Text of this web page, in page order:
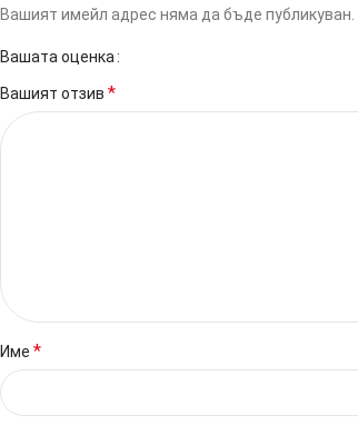
Вашият имейл адрес няма да бъде публикуван.
Вашата оценка
Вашият отзив *
Име *